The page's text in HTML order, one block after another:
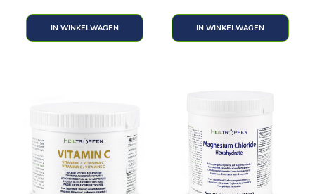
IN WINKELWAGEN IN WINKELWAGEN